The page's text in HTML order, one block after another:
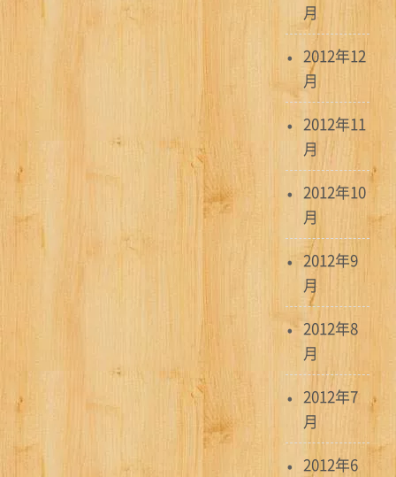
月
2012年12
月
2012年11
月
2012年10
月
2012年9
月
2012年8
月
2012年7
月
2012年6